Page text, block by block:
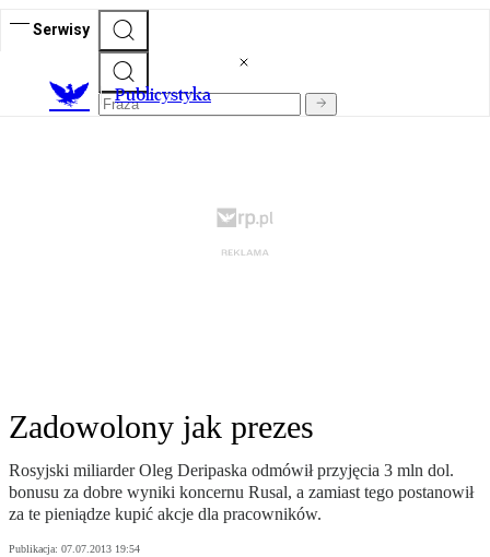
Serwisy
Publicystyka
Zadowolony jak prezes
Rosyjski miliarder Oleg Deripaska odmówił przyjęcia 3 mln dol.
bonusu za dobre wyniki koncernu Rusal, a zamiast tego postanowił
za te pieniądze kupić akcje dla pracowników.
Publikacja: 07.07.2013 19:54